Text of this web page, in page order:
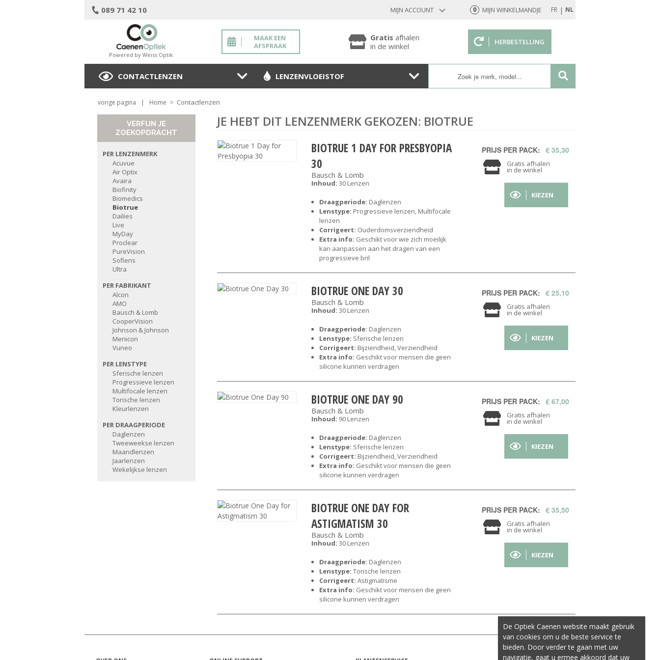
089 71 42 10 MIJN ACCOUNT
INLOGGEN BESTAANDE KLANT
wachtwoord
BEVESTIGEN
NIEUWE KLANT
MELD JE AAN
0 MIJN WINKELMANDJE FR | NL
Powered by Weiss Optik
MAAK EEN
AFSPRAAK
Gratis afhalen
in de winkel
HERBESTELLING
CONTACTLENZEN LENZENVLOEISTOF
vorige pagina | Home > Contactlenzen
VERFIJN JE
ZOEKOPDRACHT
PER LENZENMERK
Acuvue
Air Optix
Avaira
Biofinity
Biomedics
Biotrue
Dailies
Live
MyDay
Proclear
PureVision
Soflens
Ultra
PER FABRIKANT
Alcon
AMO
Bausch & Lomb
CooperVision
Johnson & Johnson
Menicon
Vuneo
PER LENSTYPE
Sferische lenzen
Progressieve lenzen
Multifocale lenzen
Torische lenzen
Kleurlenzen
PER DRAAGPERIODE
Daglenzen
Tweeweekse lenzen
Maandlenzen
Jaarlenzen
Wekelijkse lenzen
JE HEBT DIT LENZENMERK GEKOZEN: BIOTRUE
BIOTRUE 1 DAY FOR PRESBYOPIA
30
Bausch & Lomb
Inhoud: 30 Lenzen
Draagperiode: Daglenzen
Lenstype: Progressieve lenzen, Multifocale
lenzen
Corrigeert: Ouderdomsverziendheid
Extra info: Geschikt voor wie zich moeilijk
kan aanpassen aan het dragen van een
progressieve bril
PRIJS PER PACK: € 35,30
Gratis afhalen
in de winkel
KIEZEN
BIOTRUE ONE DAY 30
Bausch & Lomb
Inhoud: 30 Lenzen
Draagperiode: Daglenzen
Lenstype: Sferische lenzen
Corrigeert: Bijziendheid, Verziendheid
Extra info: Geschikt voor mensen die geen
silicone kunnen verdragen
PRIJS PER PACK: € 25,10
Gratis afhalen
in de winkel
KIEZEN
BIOTRUE ONE DAY 90
Bausch & Lomb
Inhoud: 90 Lenzen
Draagperiode: Daglenzen
Lenstype: Sferische lenzen
Corrigeert: Bijziendheid, Verziendheid
Extra info: Geschikt voor mensen die geen
silicone kunnen verdragen
PRIJS PER PACK: € 67,00
Gratis afhalen
in de winkel
KIEZEN
BIOTRUE ONE DAY FOR
ASTIGMATISM 30
Bausch & Lomb
Inhoud: 30 Lenzen
Draagperiode: Daglenzen
Lenstype: Torische lenzen
Corrigeert: Astigmatisme
Extra info: Geschikt voor mensen die geen
silicone kunnen verdragen
PRIJS PER PACK: € 35,50
Gratis afhalen
in de winkel
KIEZEN
De Optiek Caenen website maakt gebruik
van cookies om u de beste service te
bieden. Door verder te gaan met uw
navigatie, gaat u ermee akkoord dat uw